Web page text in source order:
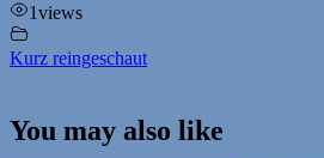
1views
Kurz reingeschaut
You may also like